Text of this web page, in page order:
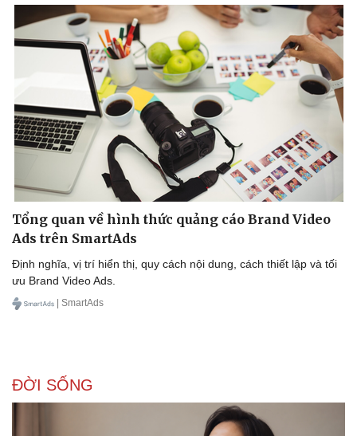
Tổng quan về hình thức quảng cáo Brand Video
Ads trên SmartAds
Định nghĩa, vị trí hiển thị, quy cách nội dung, cách thiết lập và tối
ưu Brand Video Ads.
| SmartAds
ĐỜI SỐNG